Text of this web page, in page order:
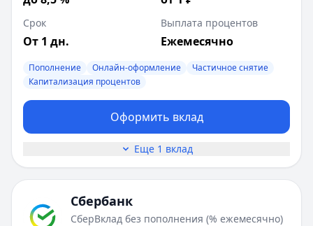
Срок
От 1 дн.
Выплата процентов
Ежемесячно
Пополнение Онлайн-оформление
Частичное снятие
Капитализация процентов
Оформить вклад
Еще 1 вклад
Сбербанк
СберВклад без пополнения (% ежемесячно)